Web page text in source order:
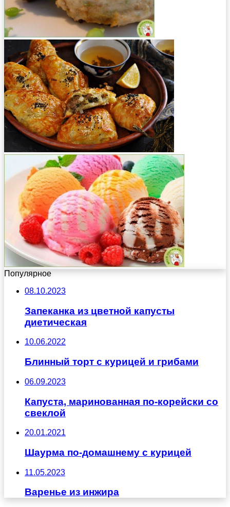
Популярное
08.10.2023
Запеканка из цветной капусты
диетическая
10.06.2022
Блинный торт с курицей и грибами
06.09.2023
Капуста, маринованная по-корейски со
свеклой
20.01.2021
Шаурма по-домашнему с курицей
11.05.2023
Варенье из инжира